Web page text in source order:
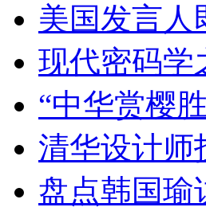
美国发言人
现代密码
“中华赏樱
清华设计师
盘点韩国瑜